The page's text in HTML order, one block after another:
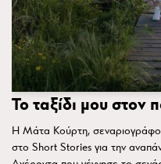
Το ταξίδι μου στον
Η Μάτα Κούρτη,
στο Short Stories για την